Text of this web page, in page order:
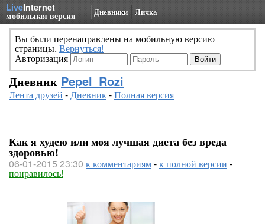
LiveInternet
мобильная версия Дневники Личка
Вы были перенаправлены на мобильную версию
страницы. Вернуться!
Авторизация
Дневник Pepel_Rozi
Лента друзей -Дневник-Полная версия
Как я худею или моя лучшая диета без вреда
здоровью!
06-01-2015 23:30 к комментариям-к полной версии -
понравилось!